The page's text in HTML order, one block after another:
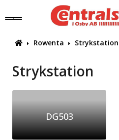
Rowenta Strykstation
Strykstation
DG503